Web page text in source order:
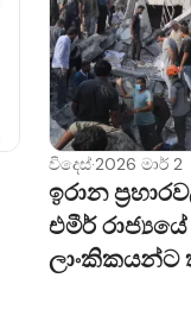
විදෙස්·2026 මාර් 2
ඉරාන
එමීර්
ලාංකිකයන්ට